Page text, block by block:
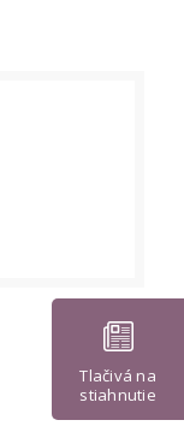
Tlačivá na
stiahnutie